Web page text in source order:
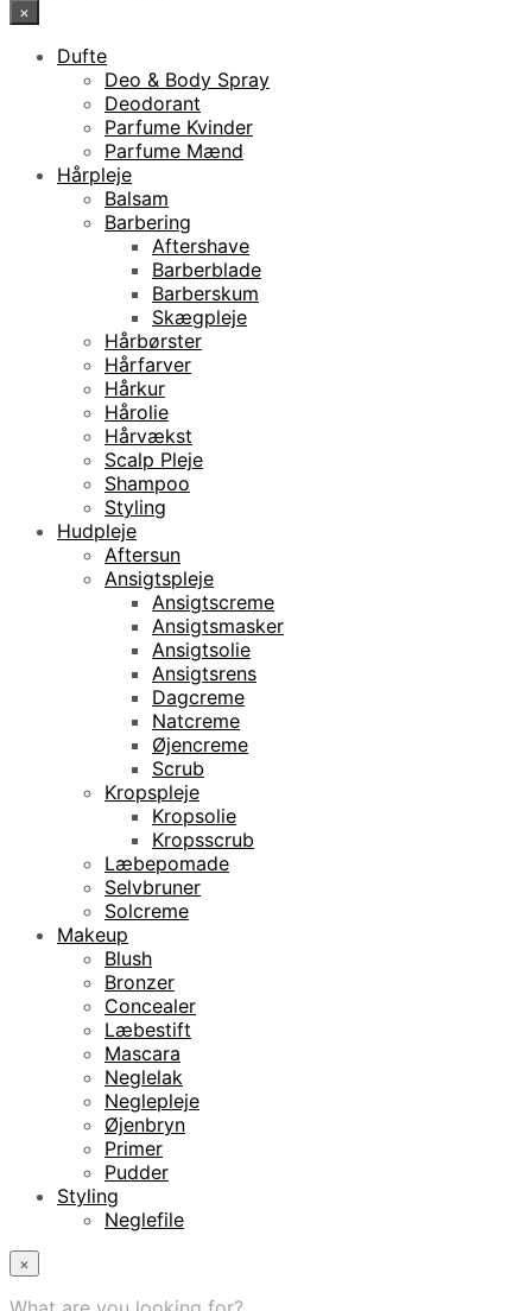
×
Dufte
Deo & Body Spray
Deodorant
Parfume Kvinder
Parfume Mænd
Hårpleje
Balsam
Barbering
Aftershave
Barberblade
Barberskum
Skægpleje
Hårbørster
Hårfarver
Hårkur
Hårolie
Hårvækst
Scalp Pleje
Shampoo
Styling
Hudpleje
Aftersun
Ansigtspleje
Ansigtscreme
Ansigtsmasker
Ansigtsolie
Ansigtsrens
Dagcreme
Natcreme
Øjencreme
Scrub
Kropspleje
Kropsolie
Kropsscrub
Læbepomade
Selvbruner
Solcreme
Makeup
Blush
Bronzer
Concealer
Læbestift
Mascara
Neglelak
Neglepleje
Øjenbryn
Primer
Pudder
Styling
Neglefile
×